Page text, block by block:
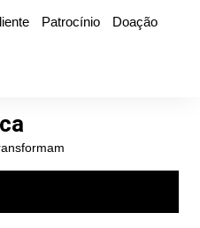
Patrocínio
Doação